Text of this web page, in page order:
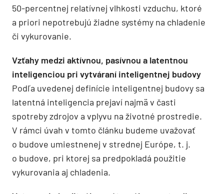
50-percentnej relatívnej vlhkosti vzduchu, ktoré
a priori nepotrebujú žiadne systémy na chladenie
či vykurovanie.
Vzťahy medzi aktívnou, pasívnou a latentnou
inteligenciou pri vytváraní inteligentnej budovy
Podľa uvedenej definície inteligentnej budovy sa
latentná inteligencia prejaví najmä v časti
spotreby zdrojov a vplyvu na životné prostredie.
V rámci úvah v tomto článku budeme uvažovať
o budove umiestnenej v strednej Európe, t. j.
o budove, pri ktorej sa predpokladá použitie
vykurovania aj chladenia.